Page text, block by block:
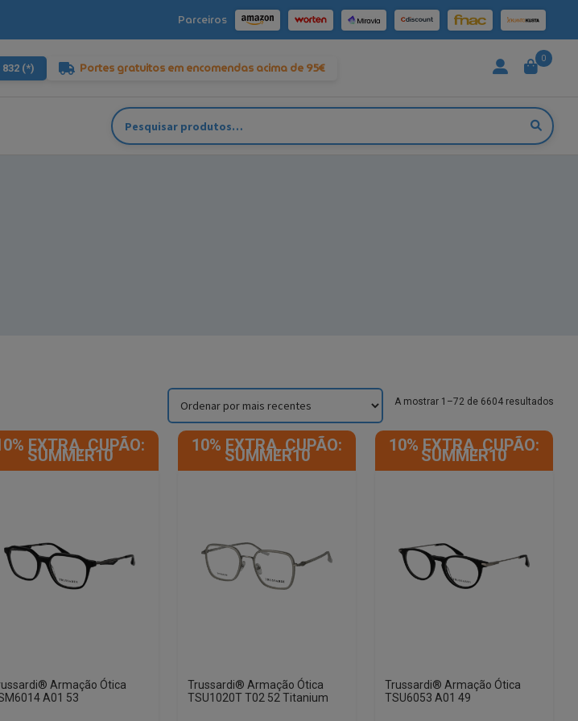
Parceiros
832 (*) Portes gratuitos em encomendas acima de 95€
0
Pesquisar
por:
A mostrar 1–72 de 6604 resultados
EXTRA, CUPÃO:
SUMMER10
Armação Ótica
A01 53
10% EXTRA, CUPÃO:
SUMMER10
Trussardi® Armação Ótica
TSU1020T T02 52 Titanium
10% EXTRA, CUPÃO:
SUMMER10
Trussardi® Armação Ótica
TSU6053 A01 49